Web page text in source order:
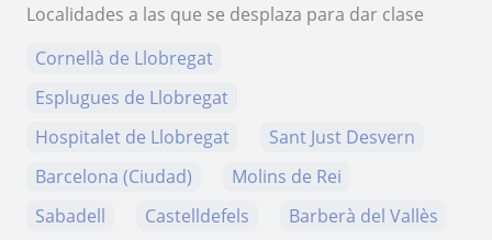
Localidades a las que se desplaza para dar clase
Cornellà de Llobregat
Esplugues de Llobregat
Hospitalet de Llobregat
Sant Just Desvern
Barcelona (Ciudad)
Molins de Rei
Sabadell
Castelldefels Barberà del Vallès